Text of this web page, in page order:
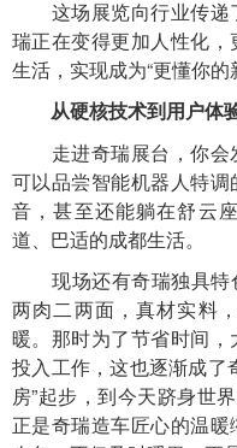
这场展览向行业传递
瑞正在变得更加人性化
生活，实现成为“更懂你的
从硬核技术到用户体
走进奇瑞展台，你会
可以品尝智能机器人特
音，甚至还能躺在舒云
道、巴适的成都生活。
现场还有奇瑞独具特
两肉二两面，真材实料
暖。那时为了节省时间
投入工作，这也逐渐成了
房”起步，到今天跻身世
正是奇瑞造车匠心的温